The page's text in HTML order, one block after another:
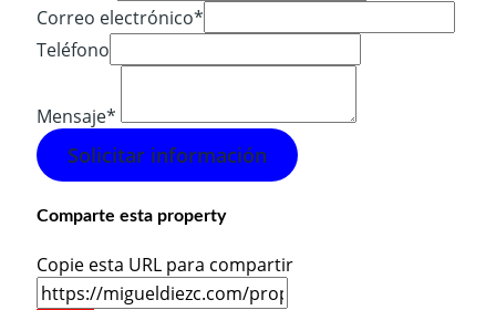
Correo electrónico*
Teléfono
Mensaje*
Solicitar información
Comparte esta property
Copie esta URL para compartir